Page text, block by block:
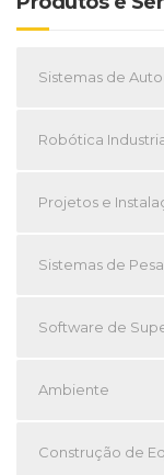
Sistemas de
Robótica
Projetos e
Sistemas de
Software de
Ambiente
Construção de